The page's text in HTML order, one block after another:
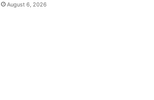
August 6, 2026